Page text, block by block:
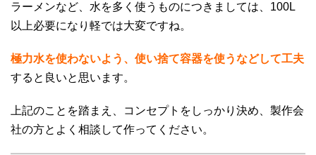
ラーメンなど、水を多く使うものにつきましては、100L
以上必要になり軽では大変ですね。
極力水を使わないよう、使い捨て容器を使うなどして工夫
すると良いと思います。
上記のことを踏まえ、コンセプトをしっかり決め、製作会
社の方とよく相談して作ってください。